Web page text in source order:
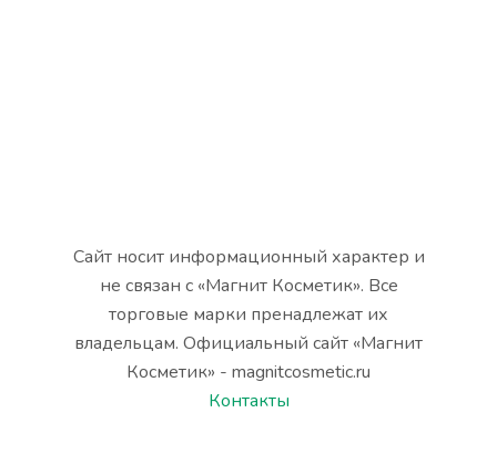
Сайт носит информационный характер и
не связан с «Магнит Косметик». Все
торговые марки пренадлежат их
владельцам. Официальный сайт «Магнит
Косметик» - magnitcosmetic.ru
Контакты